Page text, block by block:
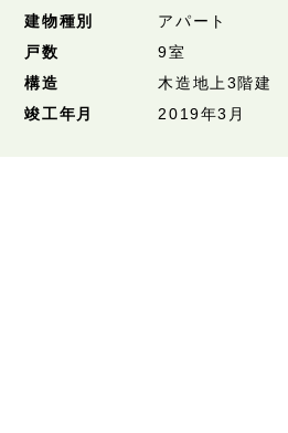
建物種別
アパート
戸数
9室
構造
木造地上3階建
竣工年月
2019年3月